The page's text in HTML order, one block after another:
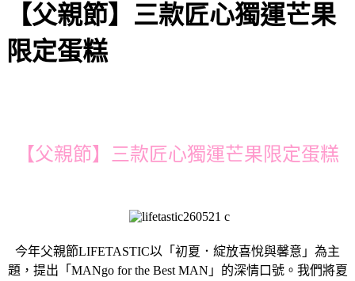
【父親節】三款匠心獨運芒果
限定蛋糕
【父親節】三款匠心獨運芒果限定蛋糕
今年父親節LIFETASTIC以「初夏．綻放喜悅與馨意」為主
題，提出「MANgo for the Best MAN」的深情口號。我們將夏